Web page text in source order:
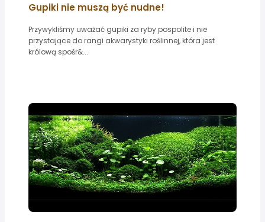
Gupiki nie muszą być nudne!
Przywykliśmy uważać gupiki za ryby pospolite i nie
przystające do rangi akwarystyki roślinnej, która jest
królową spośr&...